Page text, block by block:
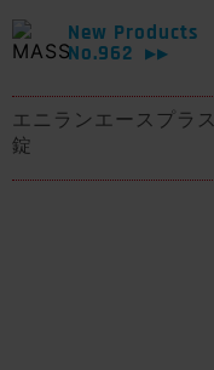
New Products
No.962
▶▶
エニランエースプラス
錠